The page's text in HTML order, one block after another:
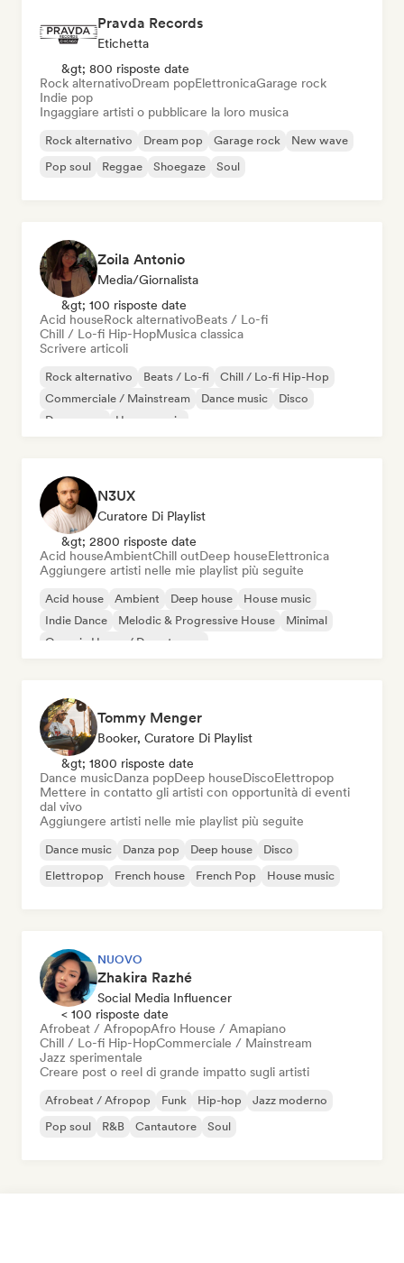
Pravda Records
Etichetta
&gt; 800 risposte date
Rock alternativoDream popElettronicaGarage rock
Indie pop
Ingaggiare artisti o pubblicare la loro musica
Rock alternativo Dream pop Garage rock
New wave
Pop soul
Reggae Shoegaze Soul
Zoila Antonio
Media/Giornalista
&gt; 100 risposte date
Acid houseRock alternativoBeats / Lo-fi
Chill / Lo-fi Hip-HopMusica classica
Scrivere articoli
Rock alternativo Beats / Lo-fi
Chill / Lo-fi Hip-Hop
Commerciale / Mainstream
Dance music
Disco
Dream pop
House music
N3UX
Curatore Di Playlist
&gt; 2800 risposte date
Acid houseAmbientChill outDeep houseElettronica
Aggiungere artisti nelle mie playlist più seguite
Acid house Ambient Deep house
House music
Indie Dance
Melodic & Progressive House
Minimal
Organic House / Downtempo
Tommy Menger
Booker, Curatore Di Playlist
&gt; 1800 risposte date
Dance musicDanza popDeep houseDiscoElettropop
Mettere in contatto gli artisti con opportunità di eventi
dal vivo
Aggiungere artisti nelle mie playlist più seguite
Dance music Danza pop Deep house
Disco
Elettropop
French house French Pop House music
NUOVO
Zhakira Razhé
Social Media Influencer
< 100 risposte date
Afrobeat / AfropopAfro House / Amapiano
Chill / Lo-fi Hip-HopCommerciale / Mainstream
Jazz sperimentale
Creare post o reel di grande impatto sugli artisti
Afrobeat / Afropop Funk Hip-hop
Jazz moderno
Pop soul
R&B Cantautore Soul